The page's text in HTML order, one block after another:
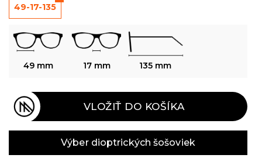
49-17-135
49 mm 17 mm 135 mm
VLOŽIŤ DO KOŠÍKA
Výber dioptrických šošoviek